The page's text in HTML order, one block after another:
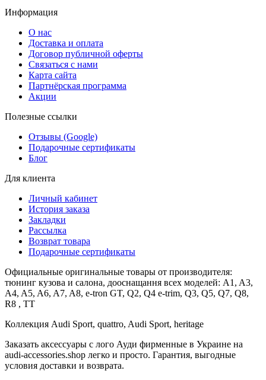
Информация
О нас
Доставка и оплата
Договор публичной оферты
Связаться с нами
Карта сайта
Партнёрская программа
Акции
Полезные ссылки
Отзывы (Google)
Подарочные сертификаты
Блог
Для клиента
Личный кабинет
История заказа
Закладки
Рассылка
Возврат товара
Подарочные сертификаты
Официальные оригинальные товары от производителя:
тюнинг кузова и салона, дооснащання всех моделей: A1, A3,
A4, A5, A6, A7, A8, e-tron GT, Q2, Q4 e-trim, Q3, Q5, Q7, Q8,
R8 , TT
Коллекция Audi Sport, quattro, Audi Sport, heritage
Заказать аксессуары с лого Ауди фирменные в Украине на
audi-accessories.shop легко и просто. Гарантия, выгодные
условия доставки и возврата.